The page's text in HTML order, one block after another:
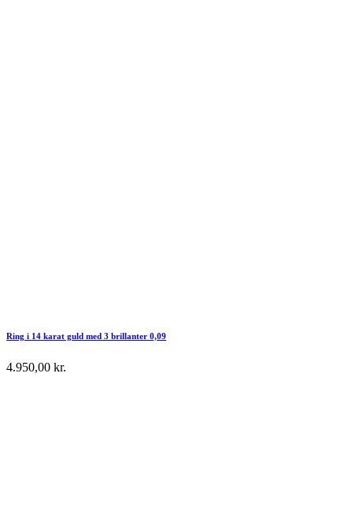
Ring i 14 karat guld med 3 brillanter 0,09
4.950,00 kr.